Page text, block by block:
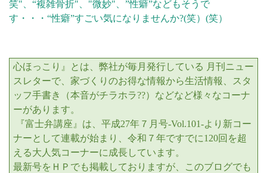
笑"、 “複雑骨折"、"微妙"、”性癖”などもそうで
す・・・ “性癖”すごい気になりませんか?(笑） (笑）
心ほっこり』とは、弊社が毎月発行している 月刊ニュー
スレターで、家づくりのお得な情報から生活情報、スタ
ッフ手書き（本音がチラホラ??）などなど様々なコーナ
ーがあります。
『富士弁講座』は、 平成27年７月号-Vol.101-より新コー
ナーとして連載が始まり、令和７年ですでに120回を超
える大人気コーナーに成長しています。
最新号をＨＰでも掲載しておりますが、このブログでも